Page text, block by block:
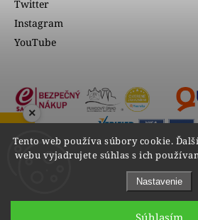
Tento web používa súbory cookie.
webu vyjadrujete súhlas s ich
Nastavenie
Súhlasím
Twitter
Instagram
YouTube
ZOBRAZIŤ RECENZIE
×